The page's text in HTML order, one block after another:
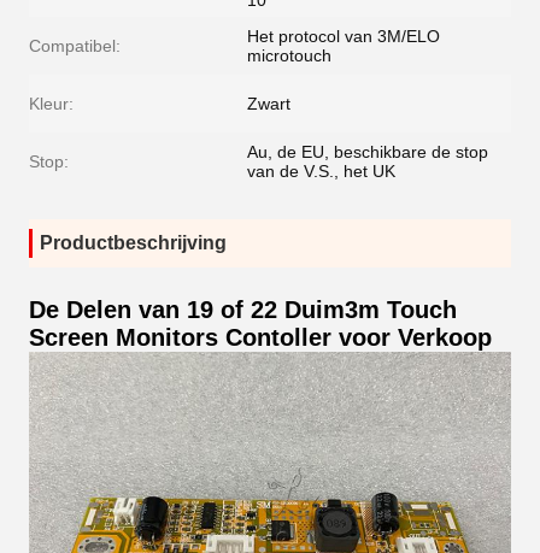
Compatibel:
Het protocol van 3M/ELO
microtouch
Kleur: Zwart
Stop:
Au, de EU, beschikbare de stop
van de V.S., het UK
Productbeschrijving
De Delen van 19 of 22 Duim3m Touch
Screen Monitors Contoller voor Verkoop